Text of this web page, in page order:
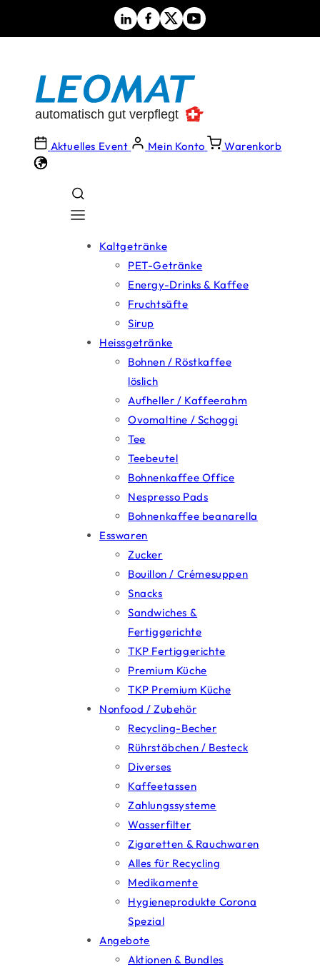
Aktuelles Event Mein Konto Warenkorb
Kaltgetränke
PET-Getränke
Energy-Drinks & Kaffee
Fruchtsäfte
Sirup
Heissgetränke
Bohnen / Röstkaffee
löslich
Aufheller / Kaffeerahm
Ovomaltine / Schoggi
Tee
Teebeutel
Bohnenkaffee Office
Nespresso Pads
Bohnenkaffee beanarella
Esswaren
Zucker
Bouillon / Crémesuppen
Snacks
Sandwiches &
Fertiggerichte
TKP Fertiggerichte
Premium Küche
TKP Premium Küche
Nonfood / Zubehör
Recycling-Becher
Rührstäbchen / Besteck
Diverses
Kaffeetassen
Zahlungssysteme
Wasserfilter
Zigaretten & Rauchwaren
Alles für Recycling
Medikamente
Hygieneprodukte Corona
Spezial
Angebote
Aktionen & Bundles